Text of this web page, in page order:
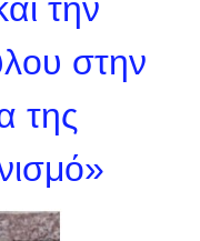
την
στην
της